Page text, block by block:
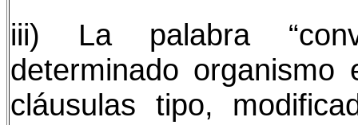
iii) La palabra
determinado
cláusulas tipo,